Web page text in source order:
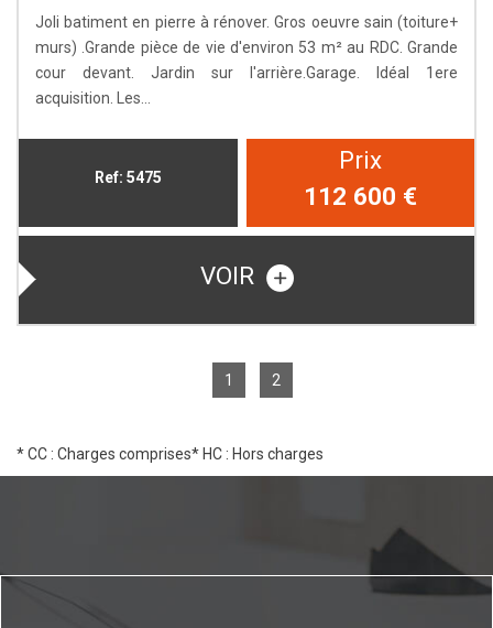
Joli batiment en pierre à rénover. Gros oeuvre sain (toiture+
murs) .Grande pièce de vie d'environ 53 m² au RDC. Grande
cour devant. Jardin sur l'arrière.Garage. Idéal 1ere
acquisition. Les...
Ref: 5475
Prix
112 600 €
VOIR
1 2
* CC : Charges comprises* HC : Hors charges